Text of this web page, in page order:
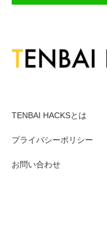
TENBAI HACKSとは
プライバシーポリシー
お問い合わせ